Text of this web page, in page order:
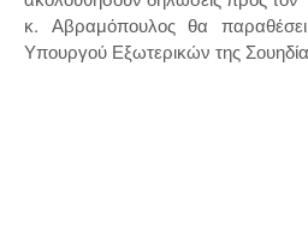
κ. Αβραμόπουλος θα
Υπουργού Εξωτερικών της